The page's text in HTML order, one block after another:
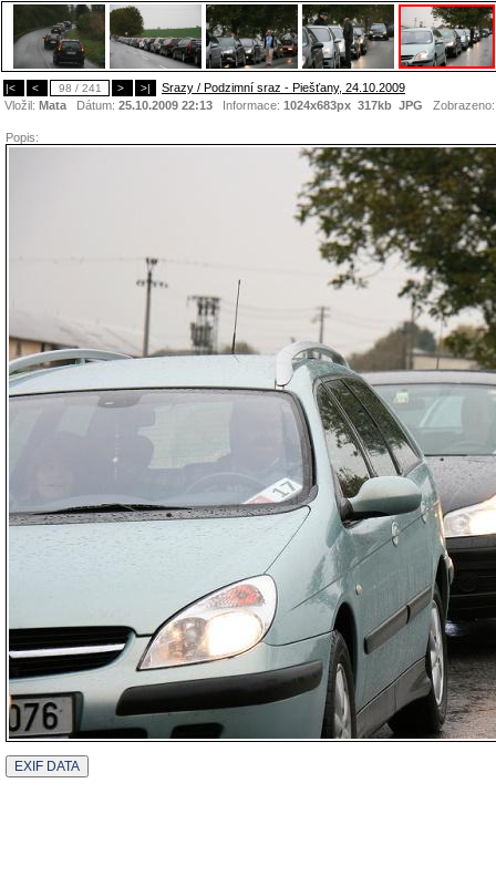
|< < 98 / 241 > >|
Srazy / Podzimní sraz - Piešťany, 24.10.2009
Vložil: Mata Dátum: 25.10.2009 22:13 Informace: 1024x683px 317kb JPG
Popis: